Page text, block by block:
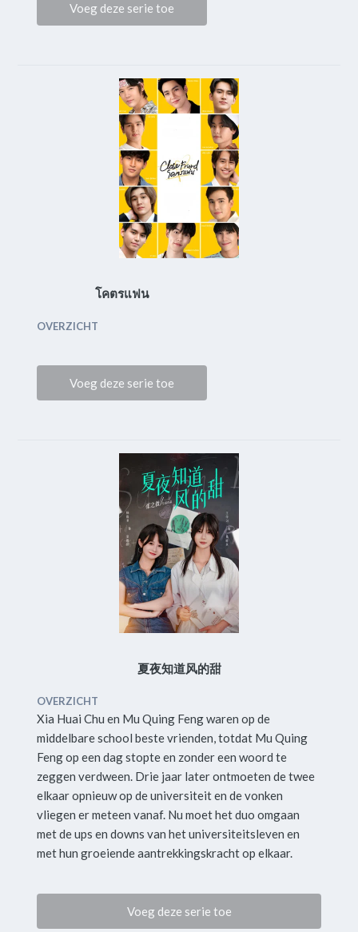
Voeg deze serie toe
โคตรแฟน
OVERZICHT
Voeg deze serie toe
夏夜知道风的甜
OVERZICHT
Xia Huai Chu en Mu Quing Feng waren op de
middelbare school beste vrienden, totdat Mu Quing
Feng op een dag stopte en zonder een woord te
zeggen verdween. Drie jaar later ontmoeten de twee
elkaar opnieuw op de universiteit en de vonken
vliegen er meteen vanaf. Nu moet het duo omgaan
met de ups en downs van het universiteitsleven en
met hun groeiende aantrekkingskracht op elkaar.
Voeg deze serie toe